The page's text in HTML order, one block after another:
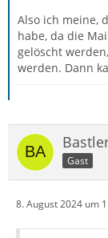
Also ich meine,
habe, da die
gelöscht
werden. Dann
Gast
8. August 2024 um